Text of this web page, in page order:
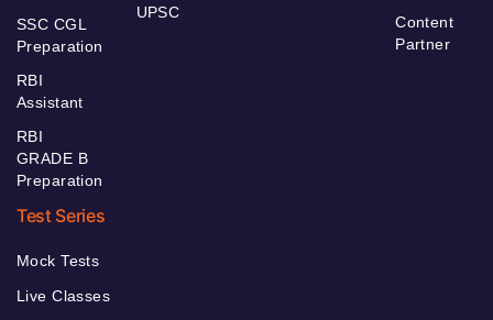
SSC CGL
Preparation
RBI
Assistant
RBI
GRADE B
Preparation
UPSC
Content
Partner
Test Series
Mock Tests
Live Classes